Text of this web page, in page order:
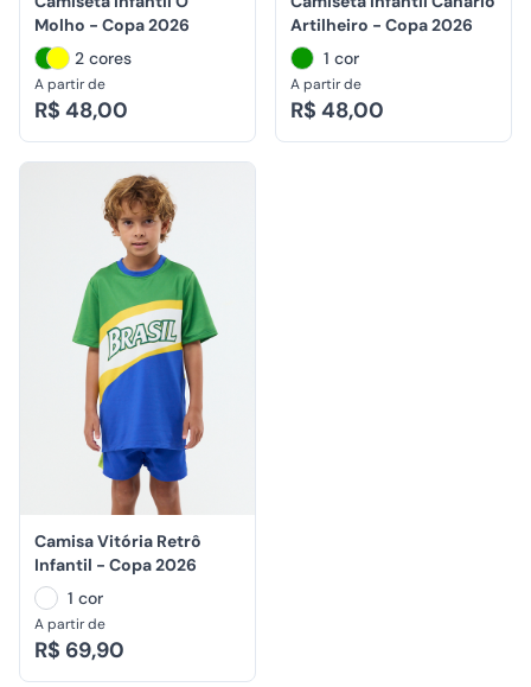
Molho - Copa 2026
2 cores
A partir de
R$ 48,00
Artilheiro - Copa 2026
1 cor
A partir de
R$ 48,00
Camisa Vitória Retrô
Infantil - Copa 2026
1 cor
A partir de
R$ 69,90